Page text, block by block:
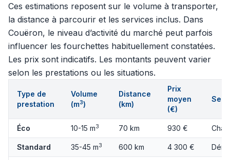
Ces estimations reposent sur le volume à transporter,
la distance à parcourir et les services inclus. Dans
Couëron, le niveau d’activité du marché peut parfois
influencer les fourchettes habituellement constatées.
Les prix sont indicatifs. Les montants peuvent varier
selon les prestations ou les situations.
Type de
prestation
Volume
(m3)
Distance
(km)
Prix
moyen
(€)
Éco 10-15 m3 70 km 930 €
Standard 35-45 m3 600 km 4 300 €